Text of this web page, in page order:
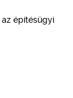
építésügyi